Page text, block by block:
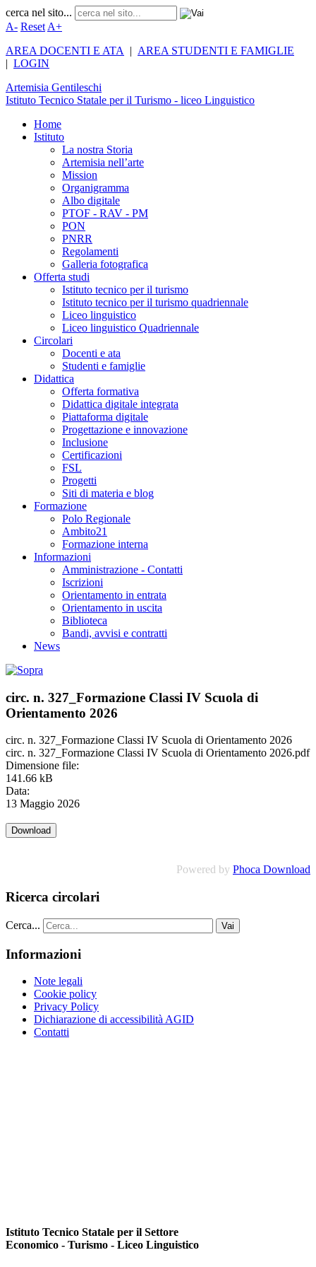
cerca nel sito...
A- Reset A+
AREA DOCENTI E ATA
| AREA STUDENTI E FAMIGLIE
| LOGIN
Artemisia Gentileschi
Istituto Tecnico Statale per il Turismo - liceo Linguistico
Home
Istituto
La nostra Storia
Artemisia nell’arte
Mission
Organigramma
Albo digitale
PTOF - RAV - PM
PON
PNRR
Regolamenti
Galleria fotografica
Offerta studi
Istituto tecnico per il turismo
Istituto tecnico per il turismo quadriennale
Liceo linguistico
Liceo linguistico Quadriennale
Circolari
Docenti e ata
Studenti e famiglie
Didattica
Offerta formativa
Didattica digitale integrata
Piattaforma digitale
Progettazione e innovazione
Inclusione
Certificazioni
FSL
Progetti
Siti di materia e blog
Formazione
Polo Regionale
Ambito21
Formazione interna
Informazioni
Amministrazione - Contatti
Iscrizioni
Orientamento in entrata
Orientamento in uscita
Biblioteca
Bandi, avvisi e contratti
News
circ. n. 327_Formazione Classi IV Scuola di
Orientamento 2026
circ. n. 327_Formazione Classi IV Scuola di Orientamento 2026
circ. n. 327_Formazione Classi IV Scuola di Orientamento 2026.pdf
Dimensione file:
141.66 kB
Data:
13 Maggio 2026
Powered by Phoca Download
Ricerca circolari
Cerca... Vai
Informazioni
Note legali
Cookie policy
Privacy Policy
Dichiarazione di accessibilità AGID
Contatti
Istituto Tecnico Statale per il Settore
Economico - Turismo - Liceo Linguistico